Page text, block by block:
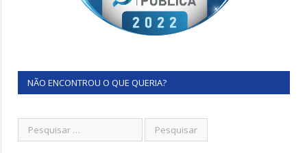
NÃO ENCONTROU O QUE QUERIA?